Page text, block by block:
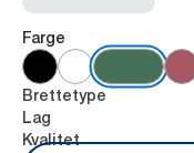
Farge
Brettetype
Lag
Kvalitet